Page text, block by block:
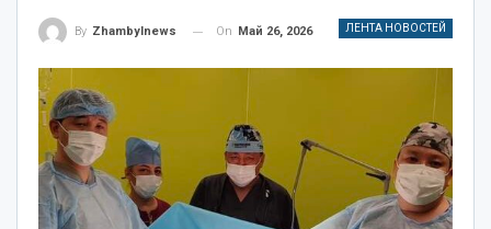
ЛЕНТА НОВОСТЕЙ
By Zhambylnews On Май 26, 2026